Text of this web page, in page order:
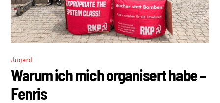
Jugend
Warum ich mich organisert habe –
Fenris